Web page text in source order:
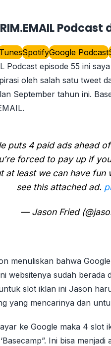
SpotifyGoogle Podcast
Podcast episode 55 ini
oleh salah satu tweet
September tahun ini.
puts 4 paid ads ahead
forced to pay up if
at least we can have
see this attached ad.
— Jason Fried
menuliskan bahwa
websitenya sudah
slot iklan ini Jason
yang mencarinya dan
ke Google maka 4 slot
Ini bisa